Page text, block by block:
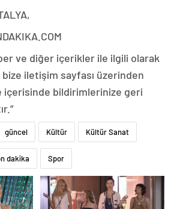
ve diğer içerikler ile ilgili olarak
iletişim sayfası üzerinden
içerisinde bildirimlerinize geri
güncel Kültür Kültür Sanat
dakika Spor